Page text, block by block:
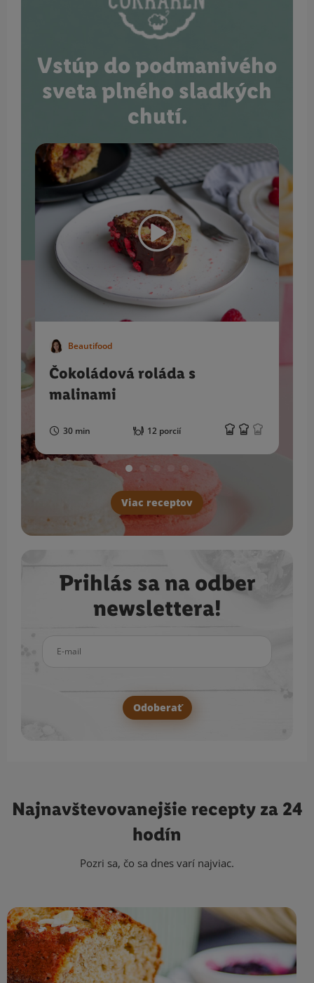
Vstúp do podmanivého
sveta plného sladkých
chutí.
Beautifood
Čokoládová roláda s
malinami
30 min 12 porcií
Viac receptov
Prihlás sa na odber
newslettera!
Odoberať
Najnavštevovanejšie recepty za 24
hodín
Pozri sa, čo sa dnes varí najviac.